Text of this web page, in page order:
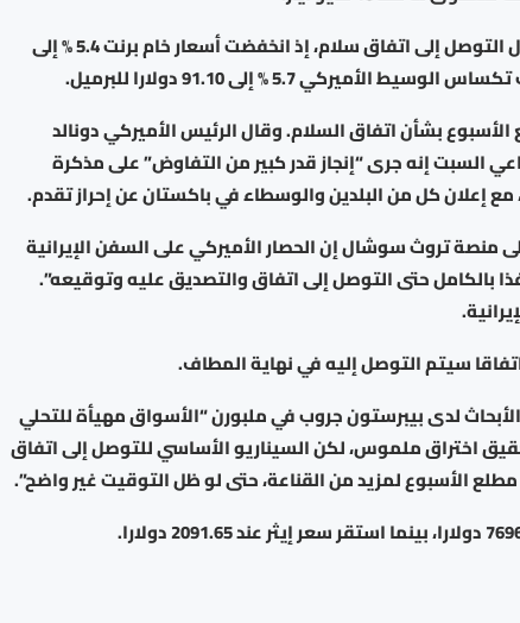
وتراجعت أسواق النفط في ظل آمال التوصل إلى اتفاق سلام، إذ انخفضت أسعار خام برنت 5.4 % إلى
بشأن اتفاق السلام. وقال الرئيس الأميركي دونالد
السبت إنه جرى “إنجاز قدر كبير من التفاوض” على مذكرة
إعلان كل من البلدين والوسطاء في باكستان عن إحراز تقدم.
منصة تروث سوشال إن الحصار الأميركي على السفن الإيرانية
بالكامل حتى التوصل إلى اتفاق والتصديق عليه وتوقيعه”.
سيتم التوصل إليه في نهاية المطاف.
لدى بيبرستون جروب في ملبورن “الأسواق مهيأة للتحلي
اختراق ملموس، لكن السيناريو الأساسي للتوصل إلى اتفاق
مطلع الأسبوع لمزيد من القناعة، حتى لو ظل التوقيت غير واضح”.